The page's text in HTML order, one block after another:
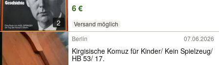
2
6 €
Versand möglich
Berlin 07.06.2026
Kirgisische Komuz für Kinder/ Kein Spielzeug/
HB 53/ 17.